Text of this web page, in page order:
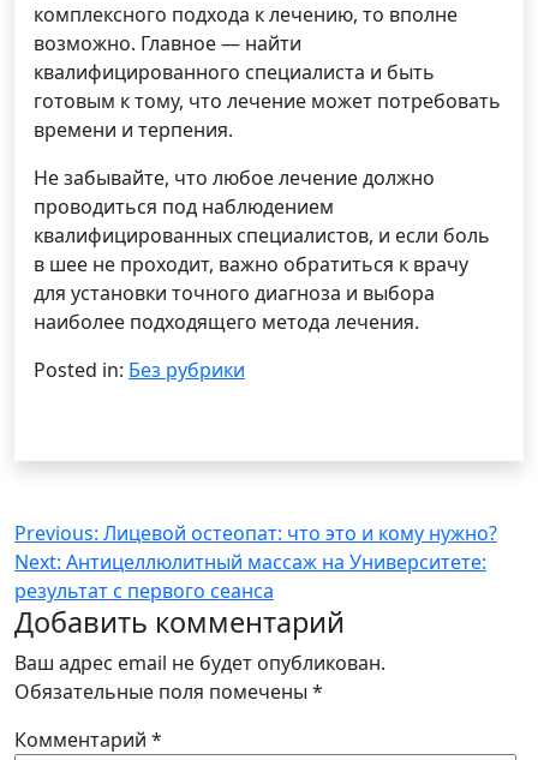
комплексного подхода к лечению, то вполне
возможно. Главное — найти
квалифицированного специалиста и быть
готовым к тому, что лечение может потребовать
времени и терпения.
Не забывайте, что любое лечение должно
проводиться под наблюдением
квалифицированных специалистов, и если боль
в шее не проходит, важно обратиться к врачу
для установки точного диагноза и выбора
наиболее подходящего метода лечения.
Posted in: Без рубрики
Навигация
по
записям
Previous: Лицевой остеопат: что это и кому нужно?
Next: Антицеллюлитный массаж на Университете:
результат с первого сеанса
Добавить комментарий
Ваш адрес email не будет опубликован.
Обязательные поля помечены *
Комментарий *